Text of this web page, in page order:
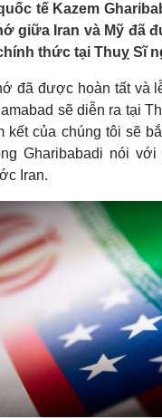
tế Kazem
giữa Iran và Mỹ đã
thức tại Thuỵ Sĩ
đã được hoàn tất và
sẽ diễn ra tại
kết của chúng tôi sẽ
Gharibabadi nói
Iran.